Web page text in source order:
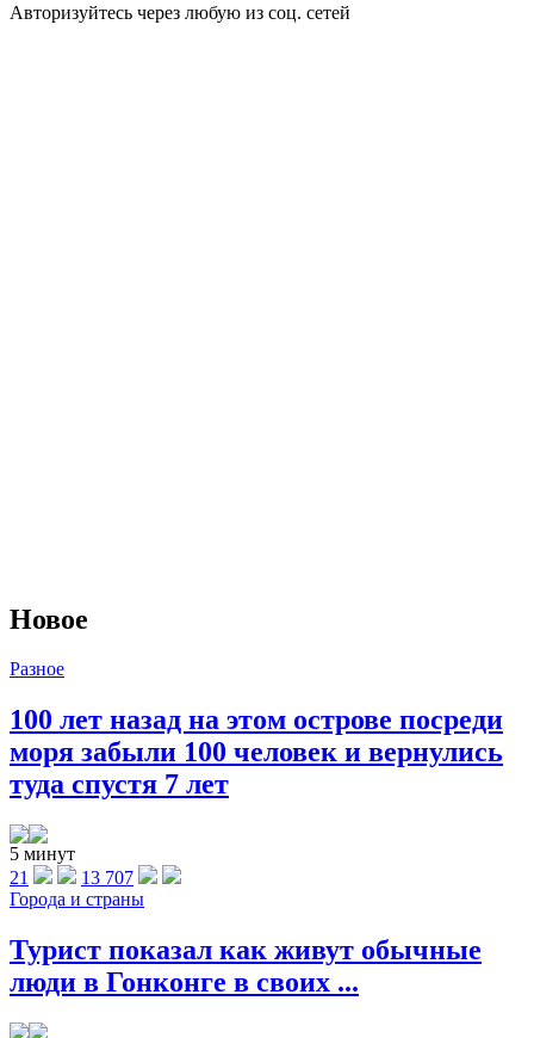
Авторизуйтесь через любую из соц. сетей
Новое
Разное
100 лет назад на этом острове посреди
моря забыли 100 человек и вернулись
туда спустя 7 лет
5 минут
21
13 707
Города и страны
Турист показал как живут обычные
люди в Гонконге в своих ...